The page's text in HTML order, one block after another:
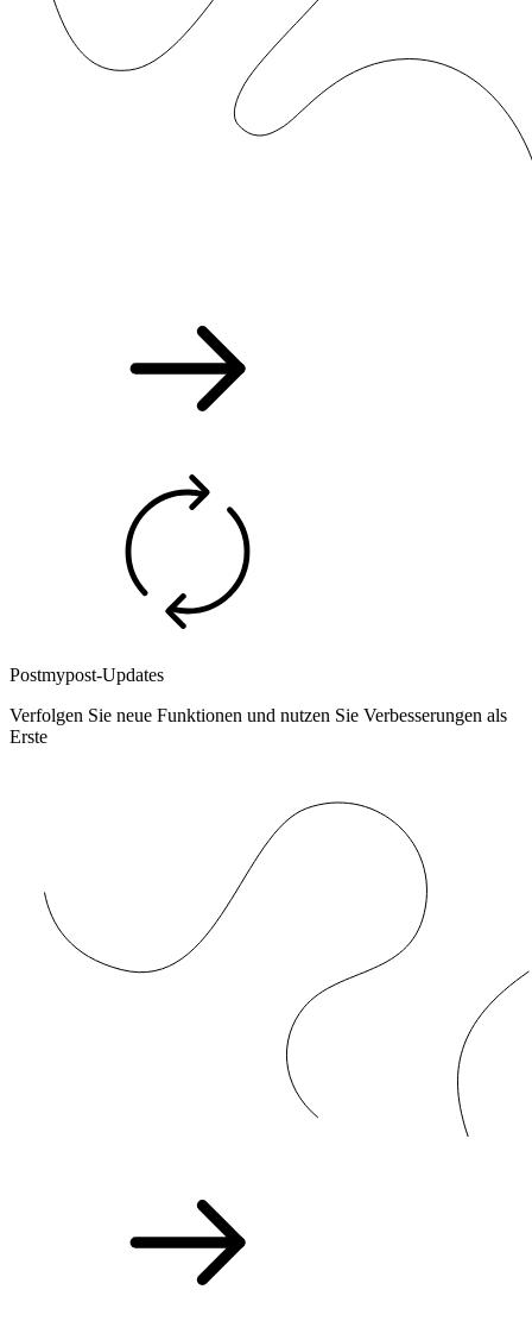
Postmypost-Updates
Verfolgen Sie neue Funktionen und nutzen Sie Verbesserungen als
Erste